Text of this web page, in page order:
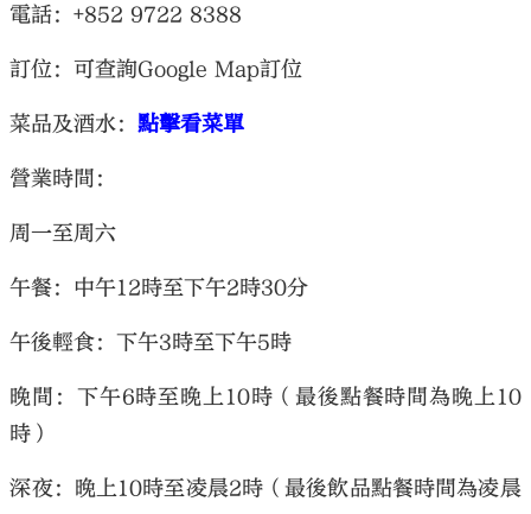
電話：+852 9722 8388
訂位：可查詢Google Map訂位
菜品及酒水：點擊看菜單
營業時間：
周一至周六
午餐：中午12時至下午2時30分
午後輕食：下午3時至下午5時
晚間：下午6時至晚上10時（最後點餐時間為晚上10
時）
深夜：晚上10時至凌晨2時（最後飲品點餐時間為凌晨